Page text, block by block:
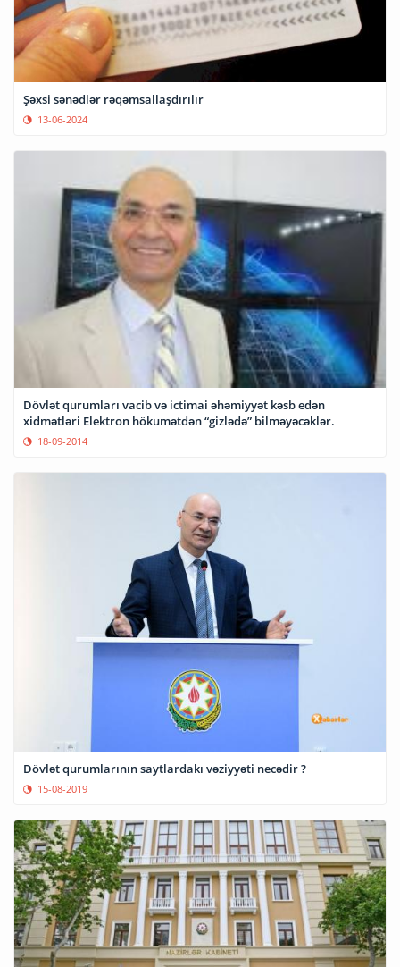
Şəxsi sənədlər rəqəmsallaşdırılır
13-06-2024
Dövlət qurumları vacib və ictimai əhəmiyyət kəsb edən
xidmətləri Elektron hökumətdən “gizlədə” bilməyəcəklər.
18-09-2014
Dövlət qurumlarının saytlardakı vəziyyəti necədir ?
15-08-2019